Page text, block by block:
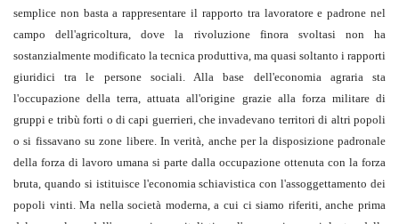
semplice non basta a rappresentare il rapporto tra lavoratore e padrone nel
campo dell'agricoltura, dove la rivoluzione finora svoltasi non ha
sostanzialmente modificato la tecnica produttiva, ma quasi soltanto i rapporti
giuridici tra le persone sociali. Alla base dell'economia agraria sta
l'occupazione della terra, attuata all'origine grazie alla forza militare di
gruppi e tribù forti o di capi guerrieri, che invadevano territori di altri popoli
o si fissavano su zone libere. In verità, anche per la disposizione padronale
della forza di lavoro umana si parte dalla occupazione ottenuta con la forza
bruta, quando si istituisce l'economia schiavistica con l'assoggettamento dei
popoli vinti. Ma nella società moderna, a cui ci siamo riferiti, anche prima